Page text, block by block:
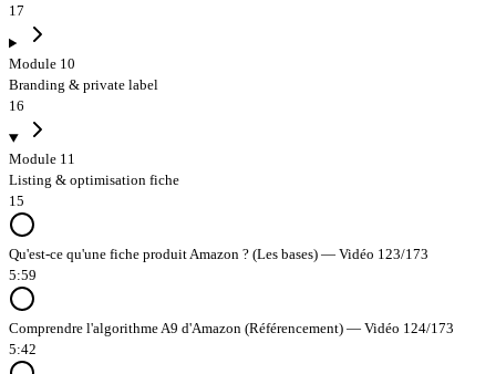
17
Module 10
Branding & private label
16
Module 11
Listing & optimisation fiche
15
Qu'est-ce qu'une fiche produit Amazon ? (Les bases) — Vidéo 123/173
5:59
Comprendre l'algorithme A9 d'Amazon (Référencement) — Vidéo 124/173
5:42